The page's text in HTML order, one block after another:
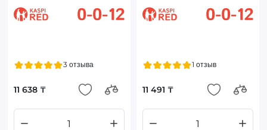
3 отзыва
11 638 ₸
1 отзыв
11 491 ₸